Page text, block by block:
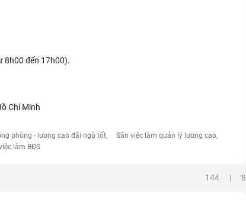
8h00 đến 17h00).
Chí Minh
phòng - lương cao đãi ngộ tốt
Săn việc làm quản lý lương cao
làm BĐS
144 | 8